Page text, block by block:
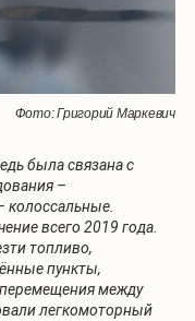
Фото: Григорий Маркевич
была связана с
–
колоссальные.
всего 2019 года.
топливо,
пункты,
между
легкомоторный